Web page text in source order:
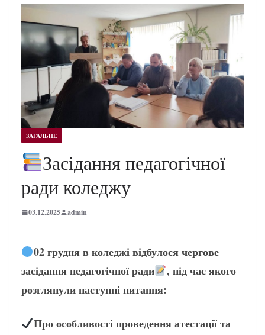
ЗАГАЛЬНЕ
Засідання педагогічної
ради коледжу
03.12.2025 admin
02 грудня в коледжі відбулося чергове
засідання педагогічної ради
, під час якого
розглянули наступні питання:
Про особливості проведення атестації та